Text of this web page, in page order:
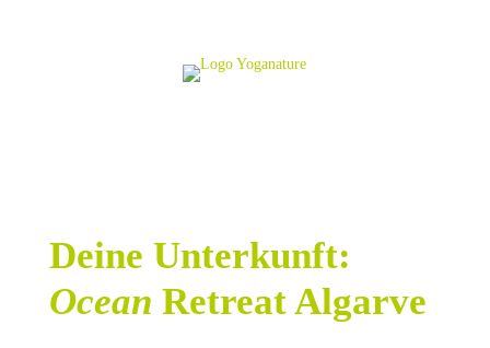
Deine Unterkunft:
Ocean Retreat Algarve